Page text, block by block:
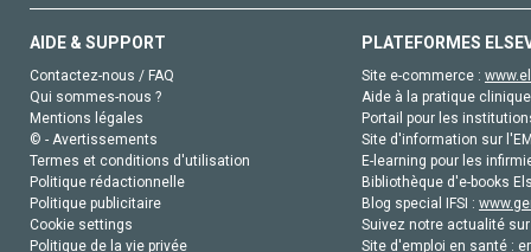
AIDE & SUPPORT
Contactez-nous / FAQ
Qui sommes-nous ?
Mentions légales
© - Avertissements
Termes et conditions d'utilisation
Politique rédactionnelle
Politique publicitaire
Cookie settings
Politique de la vie privée
PLATEFORMES
Site e-commerce :
Aide à la pratique
Portail pour les
Site d'information sur
E-learning pour les
Bibliothèque d'e-books
Blog special IFSI :
Suivez notre actualité
Site d'emploi en santé :